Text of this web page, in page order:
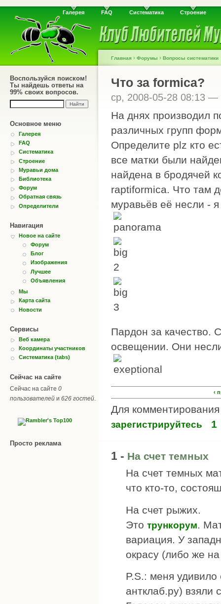
Галерея FAQ Систематика Строение
Воспользуйся поиском!
Ты найдешь ответы на
99% своих вопросов.
Основное меню
Галерея
FAQ
Систематика
Строение
Муравьи дома
Библиотека
Форум
Обратная связь
Определители
Навигация
Новое на сайте
Форум
Блог
Изображения
Лучшее
Объявления
Мы
Карта сайта
Новости
Сервисы
Веб камера
Координаты участников
Систематика (tabs)
Сейчас на сайте
Сейчас на сайте 0
пользователей и 626 гостей
Просто реклама
Главная › Форумы › Вопросы систематики
Что за formica?
ср, 2008-05-28 08:13 —
На днях производил
различных групп
Определите plz кто
все матки были
найдена в бродячей
raptiformica. Что там
муравьёв её несли -
Пардон за качество.
освещении. Они
‹
Для
зарегистрируйтесь 1
1 - На счет темных
На счет темных
что кто-то,
На счет рыжих.
Это трункорум.
вариация. У
окрасу (либо же
P.S.: меня
антклаб.ру) взяли